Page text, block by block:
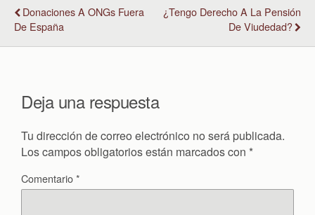
Donaciones A ONGs Fuera
De España
¿Tengo Derecho A La Pensión
De Viudedad?
Deja una respuesta
Tu dirección de correo electrónico no será publicada.
Los campos obligatorios están marcados con *
Comentario*